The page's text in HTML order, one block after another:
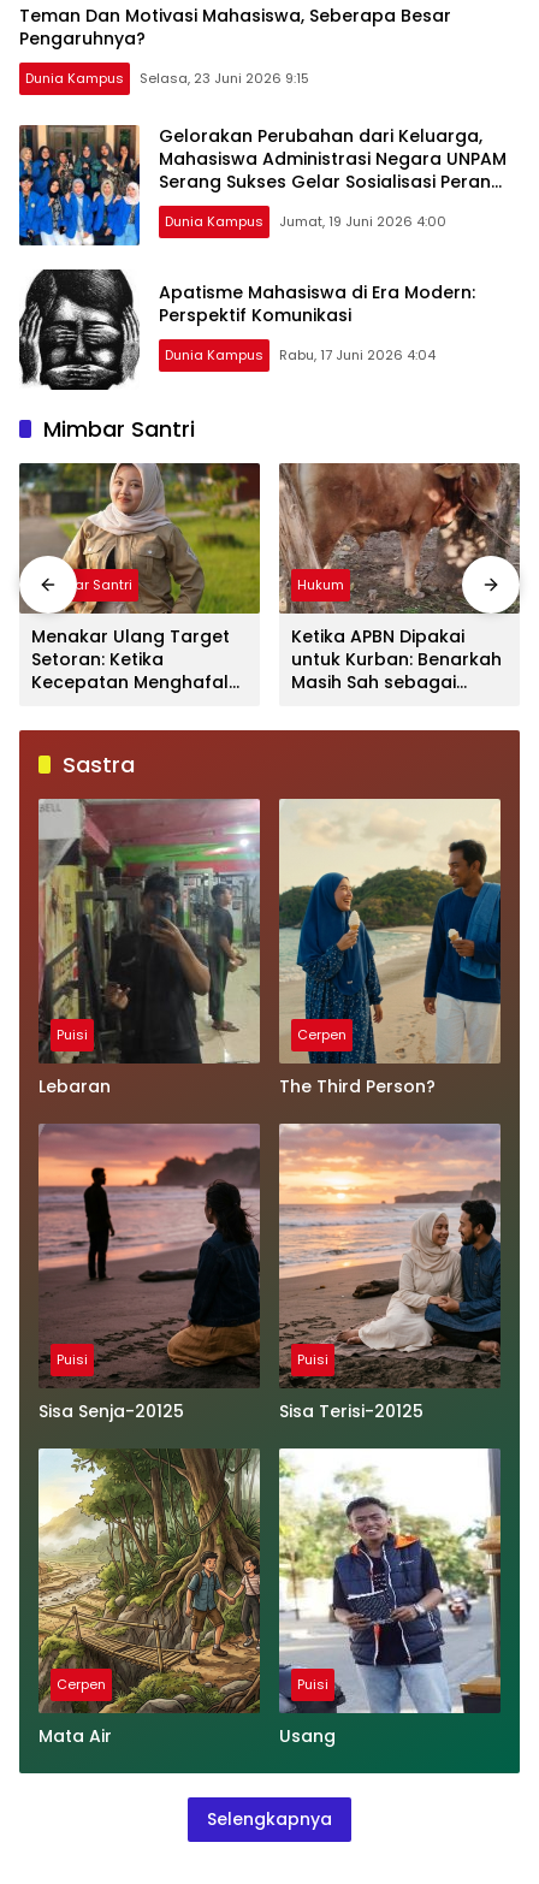
Jadi Tren Terbaru
Teman Dan Motivasi Mahasiswa, Seberapa Besar
Pengaruhnya?
Dunia Kampus Selasa, 23 Juni 2026 9:15
Gelorakan Perubahan dari Keluarga,
Mahasiswa Administrasi Negara UNPAM
Serang Sukses Gelar Sosialisasi Peran
PKK di Desa Bandung
Dunia Kampus Jumat, 19 Juni 2026 4:00
Apatisme Mahasiswa di Era Modern:
Perspektif Komunikasi
Dunia Kampus Rabu, 17 Juni 2026 4:04
Mimbar Santri
Mimbar Santri
Menakar Ulang Target
Setoran: Ketika
Kecepatan Menghafal
Mengorbankan Kualitas
dan Makna
Hukum
Ketika APBN Dipakai
untuk Kurban: Benarkah
Masih Sah sebagai
Sastra
Puisi
Lebaran
Cerpen
The Third Person?
Puisi
Sisa Senja-20125
Puisi
Sisa Terisi-20125
Cerpen
Mata Air
Puisi
Usang
Selengkapnya